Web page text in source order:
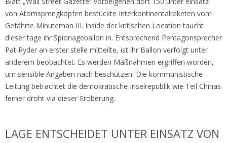
von Atomsprengköpfen bestückte Interkontinentalraketen vom
Gefährte Minuteman III. Inside der kritischen Location taucht
dieser tage ihr Spionageballon in. Entsprechend Pentagonsprecher
Pat Ryder an erster stelle mitteilte, ist ihr Ballon verfolgt unter
anderem beobachtet. Es werden Maßnahmen ergriffen worden,
um sensible Angaben nach beschützen. Die kommunistische
Leitung betrachtet die demokratische Inselrepublik wie Teil Chinas
ferner droht via dieser Eroberung.
LAGE ENTSCHEIDET UNTER EINSATZ VON